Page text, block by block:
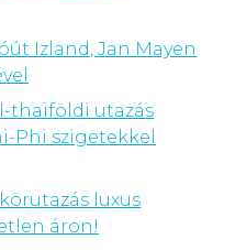
Izland, Jan Mayen
thaiföldi utazás
Phi szigetekkel
luxus
áron!